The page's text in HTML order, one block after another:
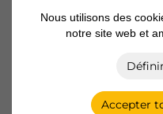
Nous utilisons des
notre site web et
Accepter
Configurateurs de
ZERO